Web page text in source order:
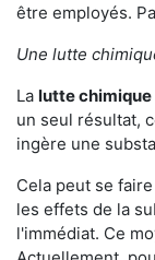
être employés.
Une lutte
La lutte chimique
un seul résultat,
ingère une
Cela peut se
les effets de la
l'immédiat. Ce